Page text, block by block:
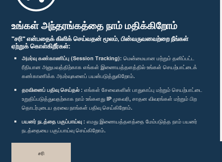
உங்கள் அந்தரங்கத்தை நாம் மதிக்கிறோம்
"சரி" என்பதைக் கிளிக் செய்வதன் மூலம், பின்வருவனவற்றை நீங்கள்
ஏற்றுக் கொள்கிறீர்கள்:
அமர்வு கண்காணிப்பு (Session Tracking): மென்மையான மற்றும் தனிப்பட்ட
ரீதியான அனுபவத்திற்காக எங்கள் இணையத்தளத்தில் உங்கள் செயற்பாட்டைக்
கண்காணிக்க அமர்வுகளைப் பயன்படுத்துகிறோம்.
தரவினைப் பதிவு செய்தல் : எங்கள் சேவைகளின் பாதுகாப்பு மற்றும் செயற்பாட்டை
உறுதிப்படுத்துவதற்காக நாம் உங்களது IP முகவரி, சாதன விவரங்கள் மற்றும் பிற
தொடர்புடைய தரவை நாங்கள் பதிவு செய்கிறோம்.
பயனர் நடத்தை பகுப்பாய்வு : எமது இணையத்தளத்தை மேம்படுத்த நாம் பயனர்
நடத்தையை பகுப்பாய்வு செய்கிறோம்.
சரி
பாராளுமன்ற கையடக்க செயலி
எம்மை பின்தொடர்க :
விருதுகள்
தனியுரிமைக் கொள்கை